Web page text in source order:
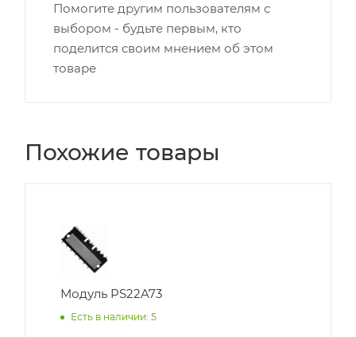
Помогите другим пользователям с
выбором - будьте первым, кто
поделится своим мнением об этом
товаре
Похожие товары
Модуль PS22A73
Есть в наличии: 5